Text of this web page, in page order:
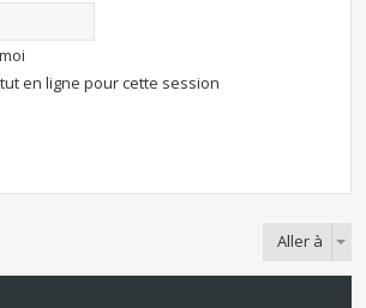
en ligne pour cette session
Aller à